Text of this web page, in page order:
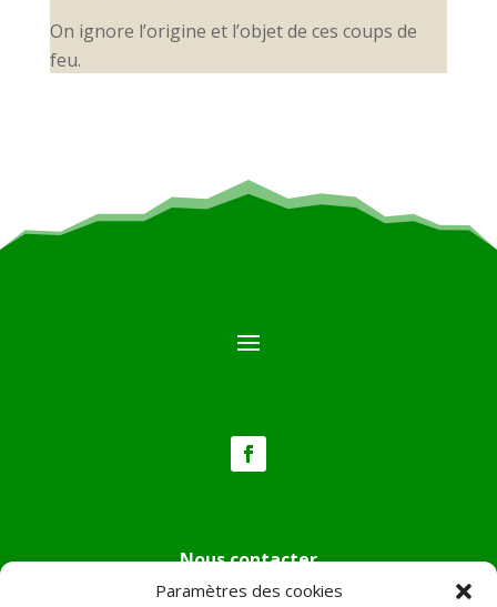
Paramètres des cookies
On ignore l’origine et l’objet de ces coups de
feu.
Nous contacter
Tél :04.95.36.24.02